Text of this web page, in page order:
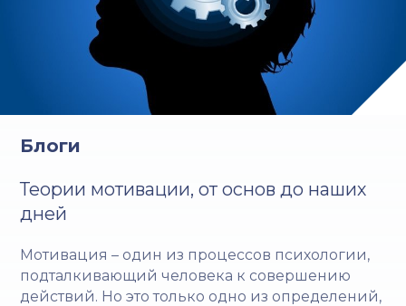
Блоги
Теории мотивации, от основ до наших
дней
Мотивация – один из процессов психологии,
подталкивающий человека к совершению
действий. Но это только одно из определений,